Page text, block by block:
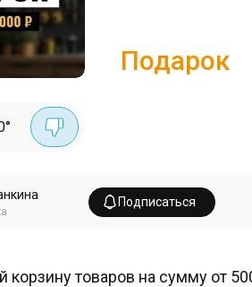
Подарок
°
Подписаться
корзину товаров на сумму от